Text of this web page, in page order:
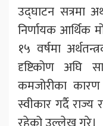
उद्घाटन सत्रमा
निर्णायक आर्थिक
१५ वर्षमा
दृष्टिकोण अघि
कमजोरीका
स्वीकार गर्दै